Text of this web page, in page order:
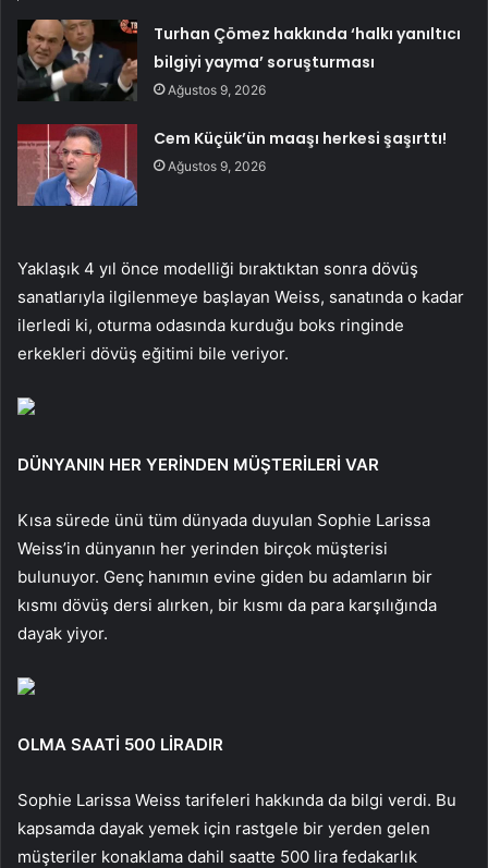
Turhan Çömez hakkında ‘halkı yanıltıcı
bilgiyi yayma’ soruşturması
Ağustos 9, 2026
Cem Küçük’ün maaşı herkesi şaşırttı!
Ağustos 9, 2026
Yaklaşık 4 yıl önce modelliği bıraktıktan sonra dövüş
sanatlarıyla ilgilenmeye başlayan Weiss, sanatında o kadar
ilerledi ki, oturma odasında kurduğu boks ringinde
erkekleri dövüş eğitimi bile veriyor.
DÜNYANIN HER YERİNDEN MÜŞTERİLERİ VAR
Kısa sürede ünü tüm dünyada duyulan Sophie Larissa
Weiss’in dünyanın her yerinden birçok müşterisi
bulunuyor. Genç hanımın evine giden bu adamların bir
kısmı dövüş dersi alırken, bir kısmı da para karşılığında
dayak yiyor.
OLMA SAATİ 500 LİRADIR
Sophie Larissa Weiss tarifeleri hakkında da bilgi verdi. Bu
kapsamda dayak yemek için rastgele bir yerden gelen
müşteriler konaklama dahil saatte 500 lira fedakarlık